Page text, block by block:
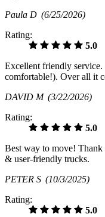
Paula D (6/25/2026)
Rating:
5.0
Excellent friendly service.
comfortable!). Over all it
DAVID M (3/22/2026)
Rating:
5.0
Best way to move!
& user-friendly trucks.
PETER S (10/3/2025)
Rating:
5.0